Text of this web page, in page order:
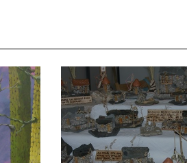
page